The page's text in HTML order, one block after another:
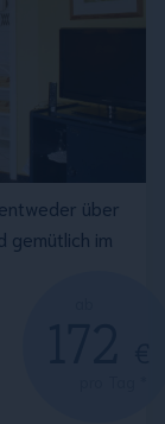
über
gemütlich im